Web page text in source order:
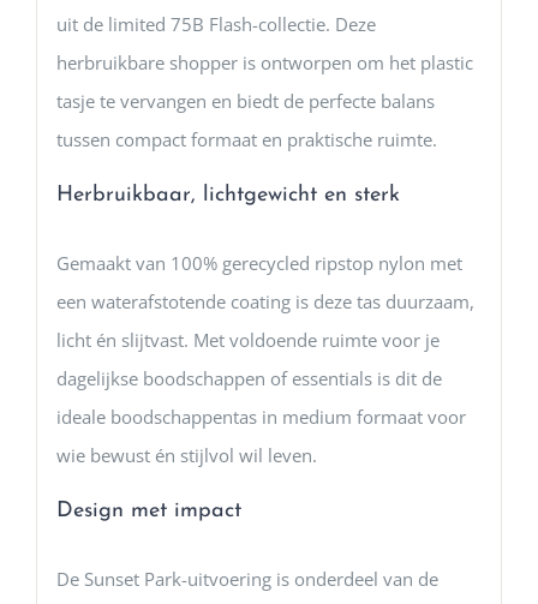
uit de limited 75B Flash-collectie. Deze
herbruikbare shopper is ontworpen om het plastic
tasje te vervangen en biedt de perfecte balans
tussen compact formaat en praktische ruimte.
Herbruikbaar, lichtgewicht en sterk
Gemaakt van 100% gerecycled ripstop nylon met
een waterafstotende coating is deze tas duurzaam,
licht én slijtvast. Met voldoende ruimte voor je
dagelijkse boodschappen of essentials is dit de
ideale boodschappentas in medium formaat voor
wie bewust én stijlvol wil leven.
Design met impact
De Sunset Park-uitvoering is onderdeel van de